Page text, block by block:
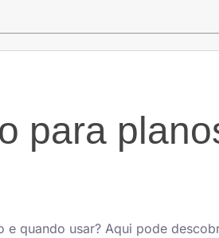
para
e quando usar? Aqui pode